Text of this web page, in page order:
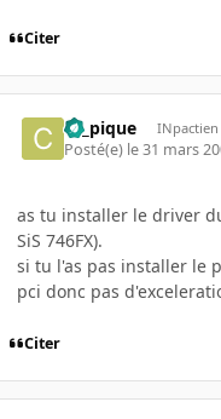
Citer
ca_pique INpactien
Posté(e) le 31 mars
as tu installer le driver
SiS 746FX).
si tu l'as pas installer le
pci donc pas
Citer